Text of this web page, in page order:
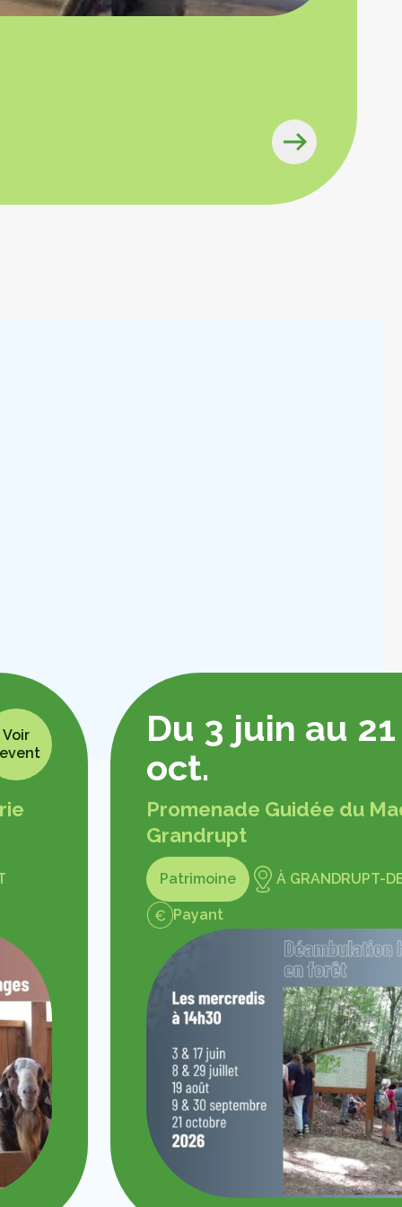
Voir
Du 3 juin au 21
oct.
Promenade Guidée du
Grandrupt
Patrimoine À GRANDRUPT-
Payant